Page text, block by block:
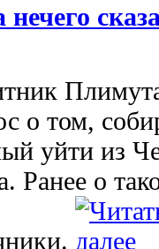
о том,
уйти из
Ранее о